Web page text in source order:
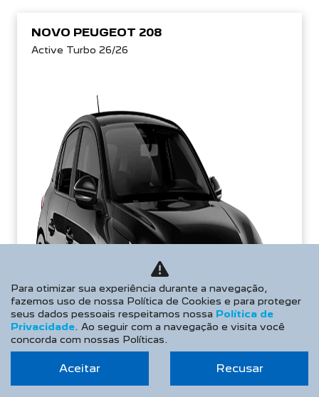
NOVO PEUGEOT 208
Active Turbo 26/26
Para otimizar sua experiência durante a navegação,
fazemos uso de nossa Política de Cookies e para proteger
seus dados pessoais respeitamos nossa Política de
Privacidade. Ao seguir com a navegação e visita você
concorda com nossas Políticas.
Aceitar Recusar